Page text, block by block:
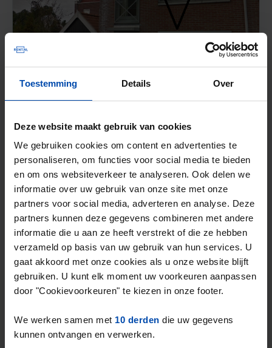
Toestemming Details Over
Deze website maakt gebruik van cookies
We gebruiken cookies om content en advertenties te
personaliseren, om functies voor social media te bieden
en om ons websiteverkeer te analyseren. Ook delen we
informatie over uw gebruik van onze site met onze
partners voor social media, adverteren en analyse. Deze
partners kunnen deze gegevens combineren met andere
informatie die u aan ze heeft verstrekt of die ze hebben
verzameld op basis van uw gebruik van hun services. U
gaat akkoord met onze cookies als u onze website blijft
gebruiken. U kunt elk moment uw voorkeuren aanpassen
door "Cookievoorkeuren" te kiezen in onze footer.
We werken samen met 10 derden die uw gegevens
kunnen ontvangen en verwerken.
Evenaar
Heerhugowaard
€ 713
2 maanden, 4 weken geleden gevonden
44m²
1 kamer
⚡️ Deze woning is waarschijnlijk al weg
Reageer binnen 15 minuten om kans te maken. Met
Rent.nl ben je altijd als eerste!
Mis de volgende niet →
Tip!
Mis nooit meer een studio
Stel in één minuut je zoekprofiel in en krijg